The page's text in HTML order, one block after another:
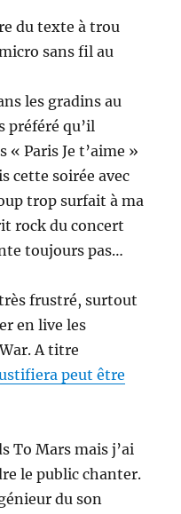
du texte à trou
sans fil au
les gradins au
préféré qu’il
« Paris Je t’aime »
cette soirée avec
trop surfait à ma
rock du concert
toujours pas…
frustré, surtout
en live les
A titre
peut être
To Mars mais j’ai
le public chanter.
du son